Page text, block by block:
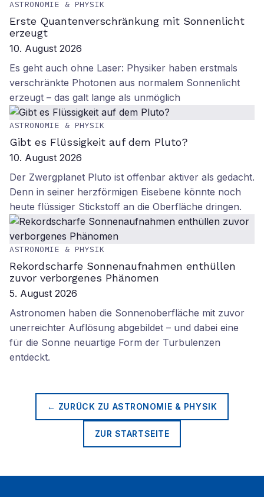
ASTRONOMIE & PHYSIK
Erste Quantenverschränkung mit Sonnenlicht
erzeugt
10. August 2026
Es geht auch ohne Laser: Physiker haben erstmals
verschränkte Photonen aus normalem Sonnenlicht
erzeugt – das galt lange als unmöglich
ASTRONOMIE & PHYSIK
Gibt es Flüssigkeit auf dem Pluto?
10. August 2026
Der Zwergplanet Pluto ist offenbar aktiver als gedacht.
Denn in seiner herzförmigen Eisebene könnte noch
heute flüssiger Stickstoff an die Oberfläche dringen.
ASTRONOMIE & PHYSIK
Rekordscharfe Sonnenaufnahmen enthüllen
zuvor verborgenes Phänomen
5. August 2026
Astronomen haben die Sonnenoberfläche mit zuvor
unerreichter Auflösung abgebildet – und dabei eine
für die Sonne neuartige Form der Turbulenzen
entdeckt.
← ZURÜCK ZU ASTRONOMIE & PHYSIK
ZUR STARTSEITE